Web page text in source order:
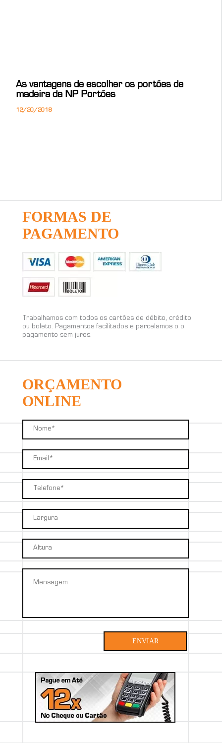
As vantagens de escolher os portões de
madeira da NP Portões
12/20/2018
FORMAS DE
PAGAMENTO
Trabalhamos com todos os cartões de débito, crédito
ou boleto. Pagamentos facilitados e parcelamos o o
pagamento sem juros.
ORÇAMENTO
ONLINE
ENVIAR